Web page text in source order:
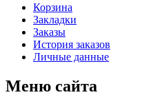
Корзина
Закладки
Заказы
История заказов
Личные данные
Меню сайта